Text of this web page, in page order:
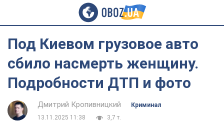
Под Киевом грузовое авто
сбило насмерть женщину.
Подробности ДТП и фото
Дмитрий Кропивницкий
Криминал
13.11.2025 11:38
3,7 т.